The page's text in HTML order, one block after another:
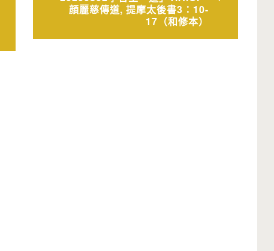
顔麗慈傳道, 提摩太後書3：10-
17（和修本）